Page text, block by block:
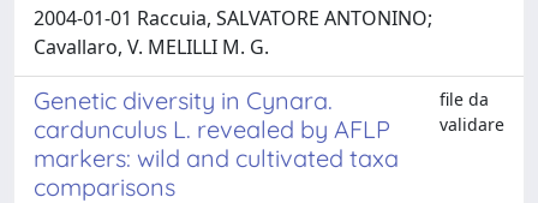
2004-01-01 Raccuia, SALVATORE ANTONINO;
Cavallaro, V. MELILLI M. G.
Genetic diversity in Cynara.
cardunculus L. revealed by AFLP
markers: wild and cultivated taxa
comparisons
file da
validare